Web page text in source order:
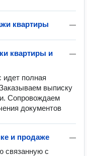
—
квартиры
—
квартиры и
идет полная
выписку
Сопровождаем
документов
—
и продаже
связанную с